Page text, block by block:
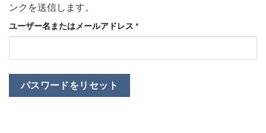
ンクを送信します。
ユーザー名またはメールアドレス *
須
パスワードをリセット